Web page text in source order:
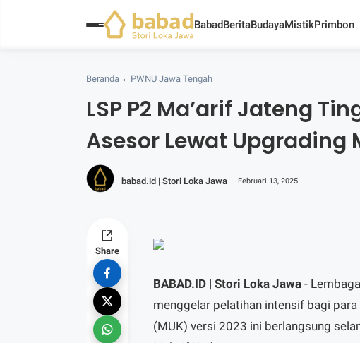
BabadBeritaBudayaMistikPrimbon
Beranda PWNU Jawa Tengah
LSP P2 Ma’arif Jateng
Asesor Lewat Upgrading
babad.id | Stori Loka Jawa Februari 13, 2025
Share
BABAD.ID | Stori Loka Jawa -
menggelar pelatihan intensif bagi
(MUK) versi 2023 ini berlangsung